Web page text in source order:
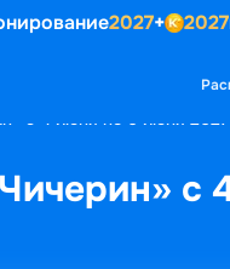
2027+ 2027
с 4 июня по 6 июня 2027